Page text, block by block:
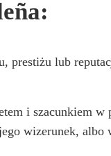
prestiżu lub
i szacunkiem
wizerunek,